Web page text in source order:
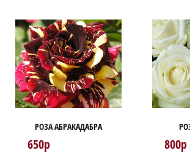
РОЗА АБРАКАДАБРА
650р 800р